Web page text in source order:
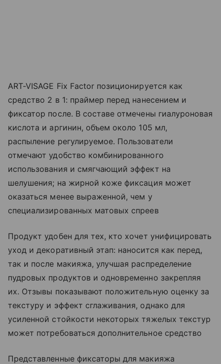
ART-VISAGE Fix Factor позиционируется как
средство 2 в 1: праймер перед нанесением и
фиксатор после. В составе отмечены гиалуроновая
кислота и аргинин, объем около 105 мл,
распыление регулируемое. Пользователи
отмечают удобство комбинированного
использования и смягчающий эффект на
шелушения; на жирной коже фиксация может
оказаться менее выраженной, чем у
специализированных матовых спреев
Продукт удобен для тех, кто хочет унифицировать
уход и декоративный этап: наносится как перед,
так и после макияжа, улучшая распределение
пудровых продуктов и одновременно закрепляя
их. Отзывы показывают положительную оценку за
текстуру и эффект сглаживания, однако для
усиленной стойкости некоторых тяжелых текстур
может потребоваться дополнительное средство
Представленные фиксаторы для макияжа